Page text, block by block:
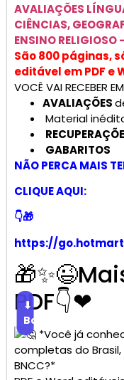
AVALIAÇÕES
CIÊNCIAS,
ENSINO RELIGIOSO
São 800 páginas,
editável em PDF e
VOCÊ VAI RECEBER
AVALIAÇÕES
Material
GABARITOS
NÃO PERCA MAIS
CLIQUE AQUI:
👇🎁
https://
PDF👇❤
⬇
Baixar
*Você já
completas do